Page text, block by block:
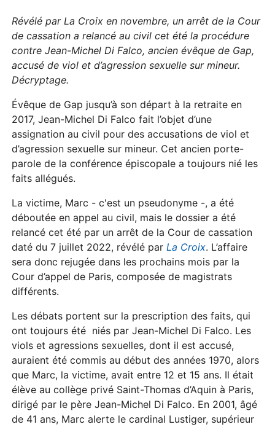
Révélé par La Croix en novembre, un arrêt de la Cour
de cassation a relancé au civil cet été la procédure
contre Jean-Michel Di Falco, ancien évêque de Gap,
accusé de viol et d’agression sexuelle sur mineur.
Décryptage.
Évêque de Gap jusqu’à son départ à la retraite en
2017, Jean-Michel Di Falco fait l’objet d’une
assignation au civil pour des accusations de viol et
d’agression sexuelle sur mineur. Cet ancien porte-
parole de la conférence épiscopale a toujours nié les
faits allégués.
La victime, Marc - c'est un pseudonyme -, a été
déboutée en appel au civil, mais le dossier a été
relancé cet été par un arrêt de la Cour de cassation
daté du 7 juillet 2022, révélé parLa Croix. L’affaire
sera donc rejugée dans les prochains mois par la
Cour d’appel de Paris, composée de magistrats
différents.
Les débats portent sur la prescription des faits, qui
ont toujours été niés par Jean-Michel Di Falco. Les
viols et agressions sexuelles, dont il est accusé,
auraient été commis au début des années 1970, alors
que Marc, la victime, avait entre 12 et 15 ans. Il était
élève au collège privé Saint-Thomas d’Aquin à Paris,
dirigé par le père Jean-Michel Di Falco. En 2001, âgé
de 41 ans, Marc alerte le cardinal Lustiger, supérieur